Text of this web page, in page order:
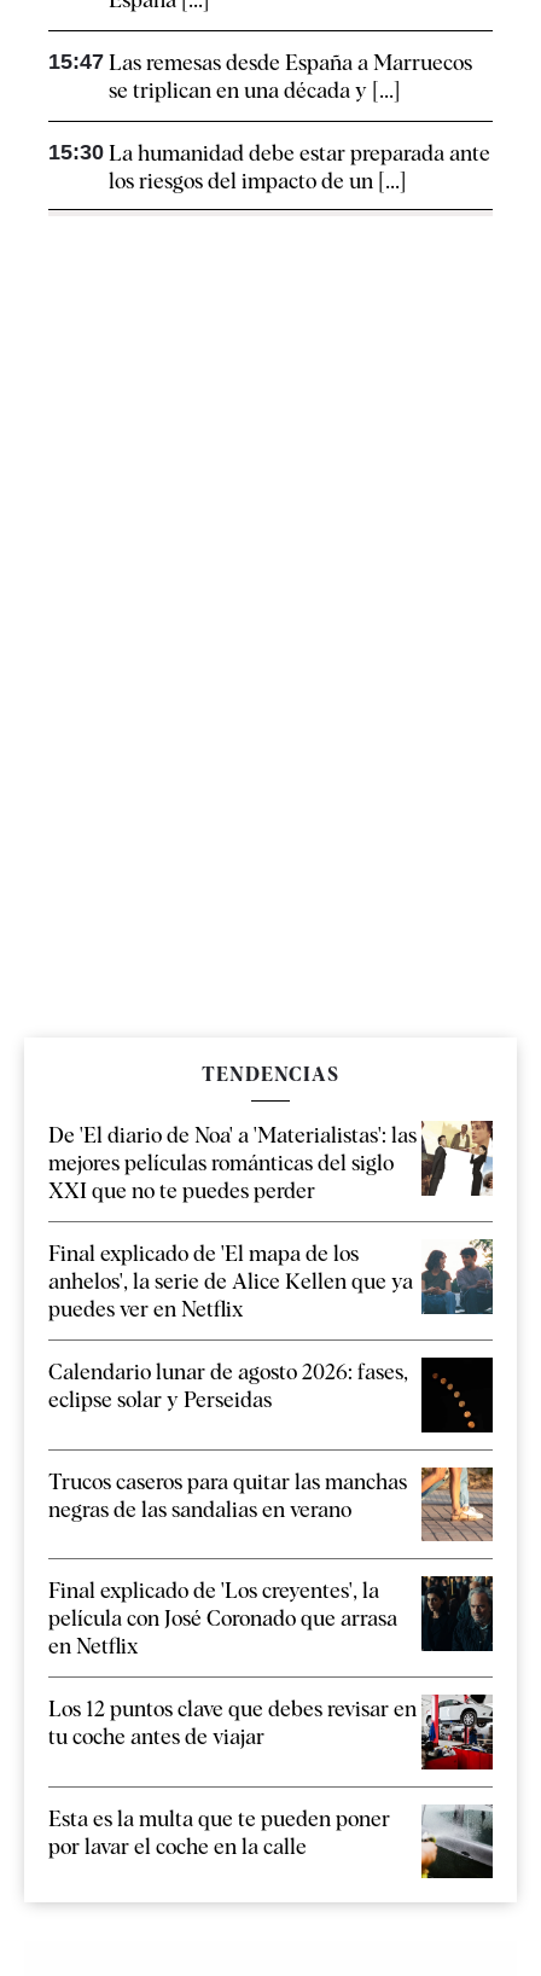
15:47 Las remesas desde España a Marruecos
se triplican en una década y [...]
15:30 La humanidad debe estar preparada ante
los riesgos del impacto de un [...]
TENDENCIAS
De 'El diario de Noa' a 'Materialistas': las
mejores películas románticas del siglo
XXI que no te puedes perder
Final explicado de 'El mapa de los
anhelos', la serie de Alice Kellen que ya
puedes ver en Netflix
Calendario lunar de agosto 2026: fases,
eclipse solar y Perseidas
Trucos caseros para quitar las manchas
negras de las sandalias en verano
Final explicado de 'Los creyentes', la
película con José Coronado que arrasa
en Netflix
Los 12 puntos clave que debes revisar en
tu coche antes de viajar
Esta es la multa que te pueden poner
por lavar el coche en la calle